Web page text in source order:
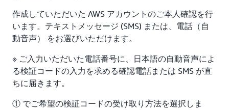
作成していただいた AWS アカウントのご本人確認を行
います。テキストメッセージ (SMS) または、電話（自
動音声） をお選びいただけます。
※ ご入力いただいた電話番号に、日本語の自動音声によ
る検証コードの入力を求める確認電話または SMS が直
ちに届きます。
① でご希望の検証コードの受け取り方法を選択しま